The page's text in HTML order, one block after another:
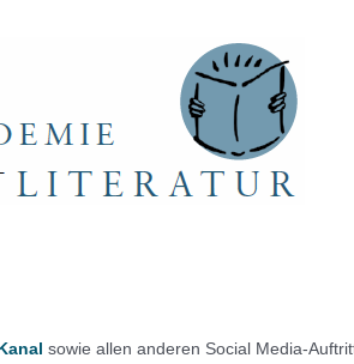
sowie allen anderen Social Media-